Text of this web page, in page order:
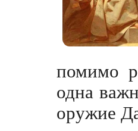
помимо
одна
оружие